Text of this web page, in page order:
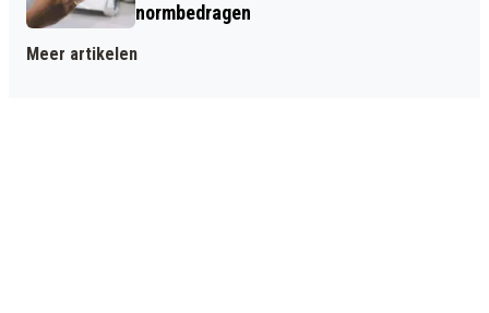
normbedragen
Meer artikelen